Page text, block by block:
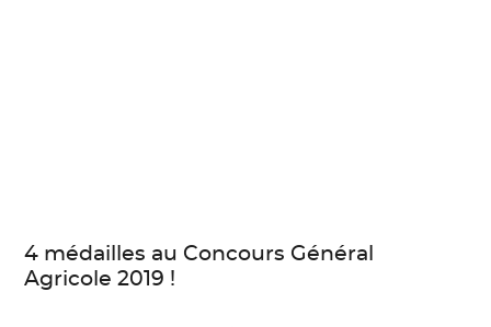
4 médailles au Concours Général
Agricole 2019 !